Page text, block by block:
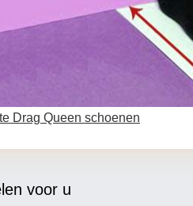
Drag Queen schoenen
voor u